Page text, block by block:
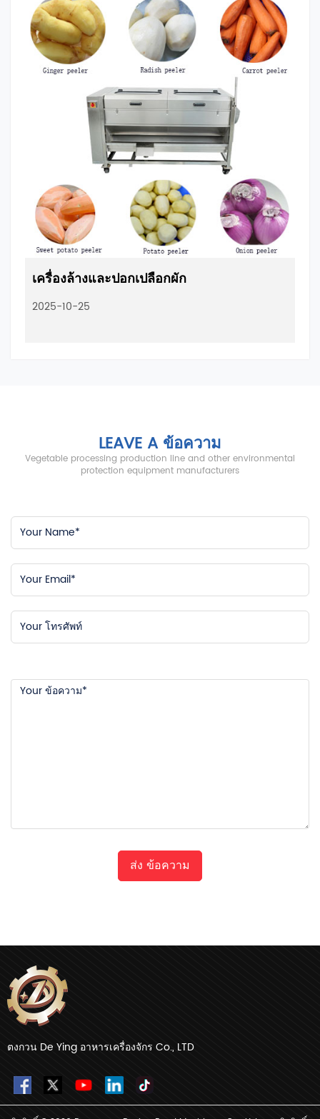
เครื่องล้างและปอกเปลือกผัก
2025-10-25
LEAVE A ข้อความ
Vegetable processing production line and other environmental
protection equipment manufacturers
ส่ง ข้อความ
ตงกวน De Ying อาหารเครื่องจักร Co., LTD